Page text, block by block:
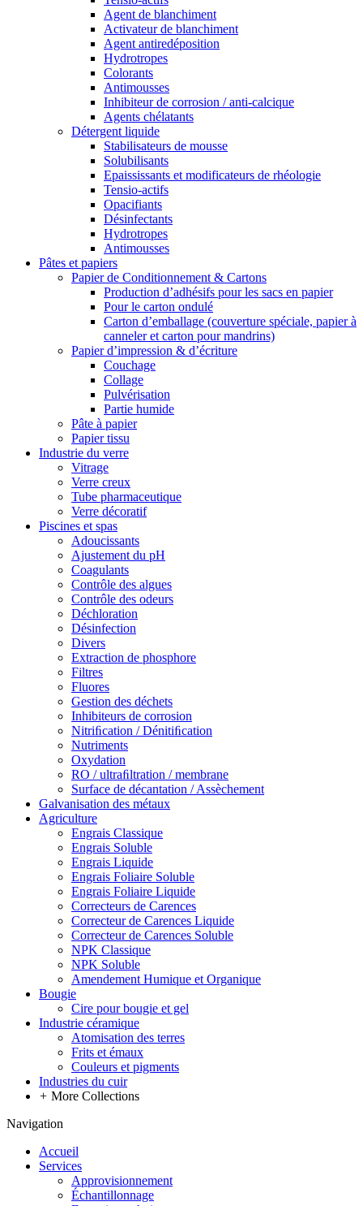
Agent de blanchiment
Activateur de blanchiment
Agent antiredéposition
Hydrotropes
Colorants
Antimousses
Inhibiteur de corrosion / anti-calcique
Agents chélatants
Détergent liquide
Stabilisateurs de mousse
Solubilisants
Epaississants et modificateurs de rhéologie
Tensio-actifs
Opacifiants
Désinfectants
Hydrotropes
Antimousses
Pâtes et papiers
Papier de Conditionnement & Cartons
Production d’adhésifs pour les sacs en papier
Pour le carton ondulé
Carton d’emballage (couverture spéciale, papier à
canneler et carton pour mandrins)
Papier d’impression & d’écriture
Couchage
Collage
Pulvérisation
Partie humide
Pâte à papier
Papier tissu
Industrie du verre
Vitrage
Verre creux
Tube pharmaceutique
Verre décoratif
Piscines et spas
Adoucissants
Ajustement du pH
Coagulants
Contrôle des algues
Contrôle des odeurs
Déchloration
Désinfection
Divers
Extraction de phosphore
Filtres
Fluores
Gestion des déchets
Inhibiteurs de corrosion
Nitriﬁcation / Dénitiﬁcation
Nutriments
Oxydation
RO / ultraﬁltration / membrane
Surface de décantation / Assèchement
Galvanisation des métaux
Agriculture
Engrais Classique
Engrais Soluble
Engrais Liquide
Engrais Foliaire Soluble
Engrais Foliaire Liquide
Correcteurs de Carences
Correcteur de Carences Liquide
Correcteur de Carences Soluble
NPK Classique
NPK Soluble
Amendement Humique et Organique
Bougie
Cire pour bougie et gel
Industrie céramique
Atomisation des terres
Frits et émaux
Couleurs et pigments
Industries du cuir
+ More Collections
Navigation
Accueil
Services
Approvisionnement
Échantillonnage